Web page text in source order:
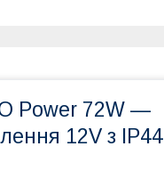
Power 72W —
12V з IP44